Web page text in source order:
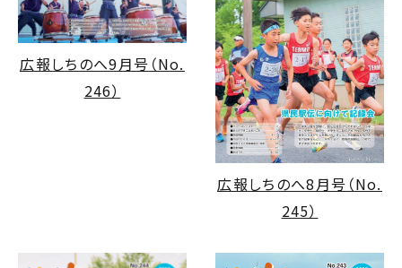
広報しちのへ9月号（No.
246）
広報しちのへ8月号（No.
245）